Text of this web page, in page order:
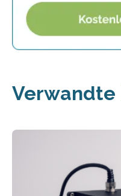
Verwandte